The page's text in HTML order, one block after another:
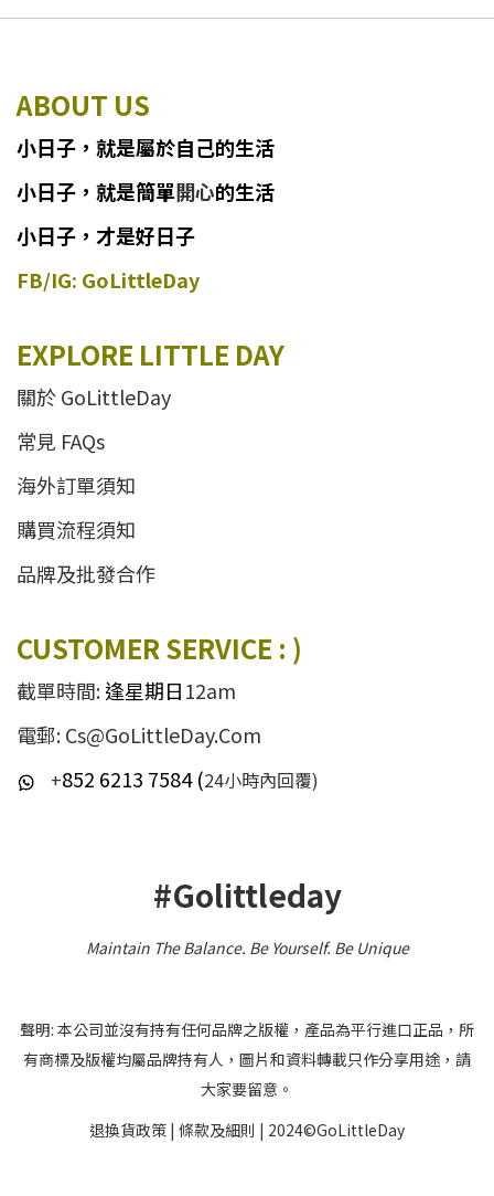
ABOUT US
小日子 ， 就是屬於自己的生活
小日子 ， 就是簡單開心的生活
小日子，才是好日子
FB/IG: GoLittleDay
EXPLORE LITTLE DAY
關於 GoLittleDay
常見 FAQs
海外訂單須知
購買流程須知
品牌及批發合作
CUSTOMER SERVICE : )
截單時間:逢星期日12am
電郵: Cs@GoLittleDay.Com
+852 6213 7584 (24小時內回覆)
#Golittleday
Maintain The Balance. Be Yourself.Be Unique
聲明: 本公司並沒有持有任何品牌之版權，產品為平行進口正品，所
有商標及版權均屬品牌持有人，圖片和資料轉載只作分享用途，請
大家要留意。
退換貨政策 | 條款及細則 | 2024©GoLittleDay